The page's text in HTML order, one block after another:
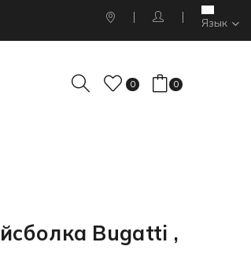
Язык
0 0
Bugatti ,